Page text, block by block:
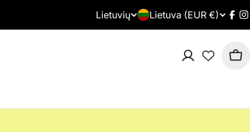
K
Lietuvių Š
Lietuva (EUR €)